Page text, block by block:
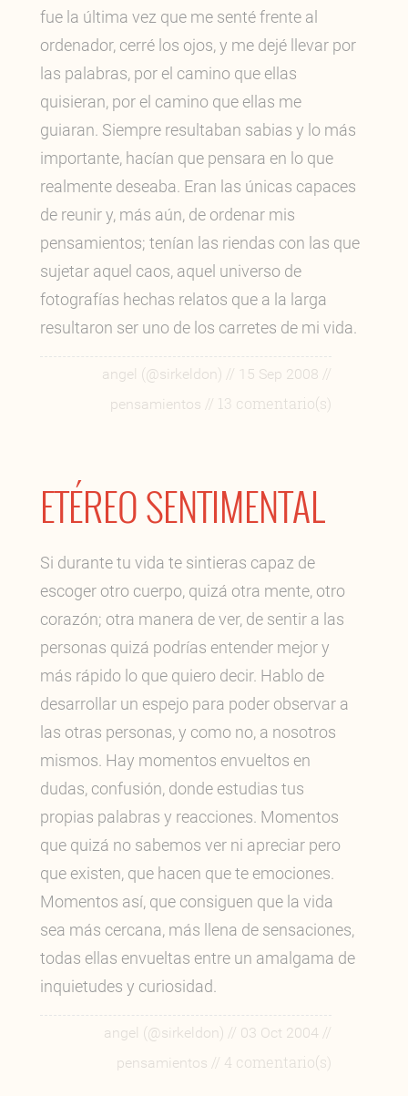
fue la última vez que me senté frente al
ordenador, cerré los ojos, y me dejé llevar por
las palabras, por el camino que ellas
quisieran, por el camino que ellas me
guiaran. Siempre resultaban sabias y lo más
importante, hacían que pensara en lo que
realmente deseaba. Eran las únicas capaces
de reunir y, más aún, de ordenar mis
pensamientos; tenían las riendas con las que
sujetar aquel caos, aquel universo de
fotografías hechas relatos que a la larga
resultaron ser uno de los carretes de mi vida.
angel (@sirkeldon) // 15 Sep 2008 //
pensamientos // 13 comentario(s)
ETÉREO SENTIMENTAL
Si durante tu vida te sintieras capaz de
escoger otro cuerpo, quizá otra mente, otro
corazón; otra manera de ver, de sentir a las
personas quizá podrías entender mejor y
más rápido lo que quiero decir. Hablo de
desarrollar un espejo para poder observar a
las otras personas, y como no, a nosotros
mismos. Hay momentos envueltos en
dudas, confusión, donde estudias tus
propias palabras y reacciones. Momentos
que quizá no sabemos ver ni apreciar pero
que existen, que hacen que te emociones.
Momentos así, que consiguen que la vida
sea más cercana, más llena de sensaciones,
todas ellas envueltas entre un amalgama de
inquietudes y curiosidad.
angel (@sirkeldon) // 03 Oct 2004 //
pensamientos // 4 comentario(s)